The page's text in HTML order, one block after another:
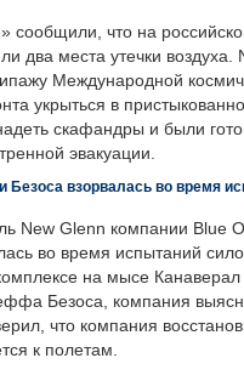
сообщили, что на
два места утечки воздуха.
Международной
укрыться в
скафандры и были
эвакуации.
Безоса взорвалась во время
New Glenn компании
во время испытаний
на мысе
Безоса, компания
что компания
к полетам.